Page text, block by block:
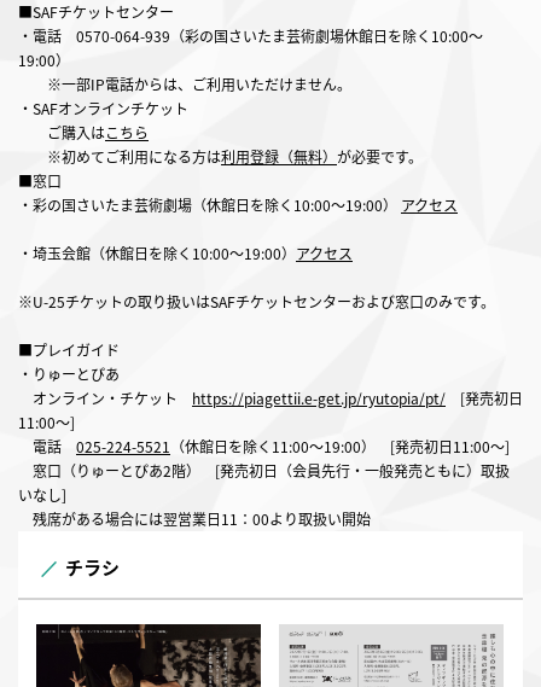
■SAFチケットセンター
・電話 0570-064-939 （彩の国さいたま芸術劇場休館日を除く10:00〜
19:00）
※一部IP電話からは、ご利用いただけません。
・SAFオンラインチケット
ご購入はこちら
※初めてご利用になる方は利用登録（無料） が必要です。
■窓口
・彩の国さいたま芸術劇場（休館日を除く10:00〜19:00） アクセス
・埼玉会館（休館日を除く10:00〜19:00） アクセス
※U-25チケットの取り扱いはSAFチケットセンターおよび窓口のみです。
■プレイガイド
・りゅーとぴあ
オンライン・チケット https://piagettii.e-get.jp/ryutopia/pt/ [発売初日
11:00～]
電話 025-224-5521 （休館日を除く11:00～19:00） [発売初日11:00～]
窓口（りゅーとぴあ2階） [発売初日（会員先行・一般発売ともに）取扱
いなし]
残席がある場合には翌営業日11：00より取扱い開始
チラシ